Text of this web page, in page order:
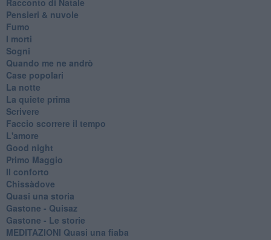
Pensieri & nuvole
Fumo
I morti
Sogni
Quando me ne andrò
Case popolari
La notte
La quiete prima
Scrivere
Faccio scorrere il tempo
L'amore
Good night
Primo Maggio
Il conforto
Chissàdove
Quasi una storia
Gastone - Quisaz
Gastone - Le storie
MEDITAZIONI Quasi una fiaba